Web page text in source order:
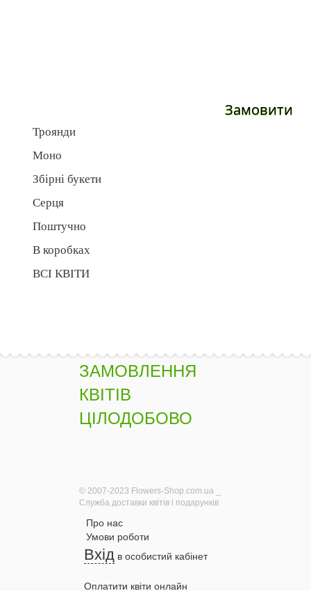
Замовити
Троянди
Моно
Збірні букети
Серця
Поштучно
В коробках
ВСІ КВІТИ
ЗАМОВЛЕННЯ
КВІТІВ
ЦІЛОДОБОВО
© 2007-2023 Flowers-Shop.com.ua _
Служба доставки квітів і подарунків
Про нас
Умови роботи
Вхід в особистий кабінет
Оплатити квіти онлайн